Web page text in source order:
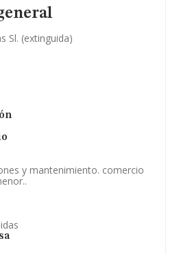
Sl. (extinguida)
y mantenimiento. comercio
registral complementaria.